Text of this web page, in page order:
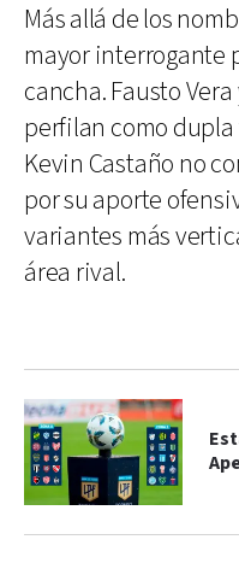
Más allá de los
mayor interrogante
cancha. Fausto
perfilan como
Kevin Castaño no
por su aporte
variantes más
área rival.